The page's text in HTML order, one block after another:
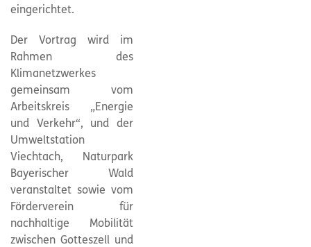
eingerichtet.
Der Vortrag wird im
Rahmen des
Klimanetzwerkes
gemeinsam vom
Arbeitskreis „Energie
und Verkehr“, und der
Umweltstation
Viechtach, Naturpark
Bayerischer Wald
veranstaltet sowie vom
Förderverein für
nachhaltige Mobilität
zwischen Gotteszell und